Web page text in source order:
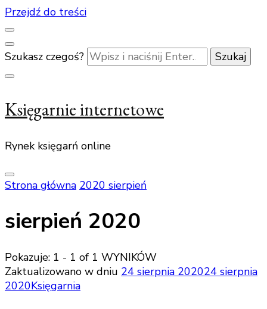
Przejdź do treści
Szukasz czegoś?
Księgarnie internetowe
Rynek księgarń online
Strona główna 2020 sierpień
sierpień 2020
Pokazuje: 1 - 1 of 1 WYNIKÓW
Zaktualizowano w dniu 24 sierpnia 202024 sierpnia
2020Księgarnia